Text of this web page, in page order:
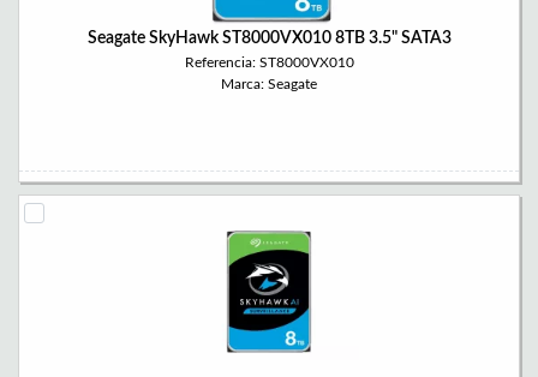
Seagate SkyHawk ST8000VX010 8TB 3.5" SATA3
Referencia: ST8000VX010
Marca: Seagate